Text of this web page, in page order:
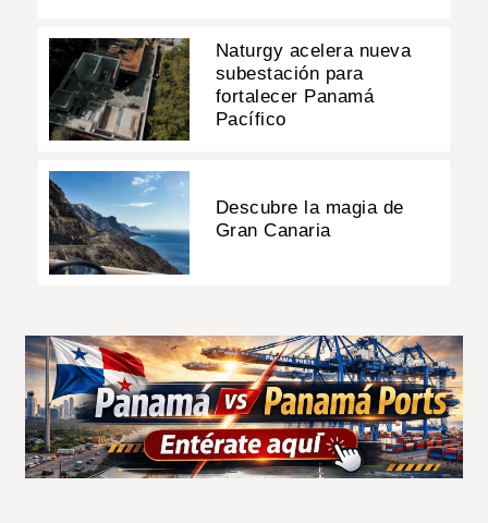
Naturgy acelera nueva
subestación para
fortalecer Panamá
Pacífico
Descubre la magia de
Gran Canaria